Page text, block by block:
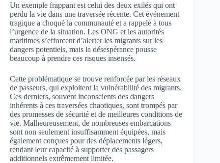
Un exemple frappant est celui des deux exilés qui ont
perdu la vie dans une traversée récente. Cet événement
tragique a choqué la communauté et a rappelé à tous
l’urgence de la situation. Les ONG et les autorités
maritimes s’efforcent d’alerter les migrants sur les
dangers potentiels, mais la désespérance pousse
beaucoup à prendre ces risques insensés.
Cette problématique se trouve renforcée par les réseaux
de passeurs, qui exploitent la vulnérabilité des migrants.
Ces derniers, souvent inconscients des dangers
inhérents à ces traversées chaotiques, sont trompés par
des promesses de sécurité et de meilleures conditions de
vie. Malheureusement, de nombreuses embarcations
sont non seulement insuffisamment équipées, mais
également conçues pour des déplacements légers,
rendant leur capacité à supporter des passagers
additionnels extrêmement limitée.